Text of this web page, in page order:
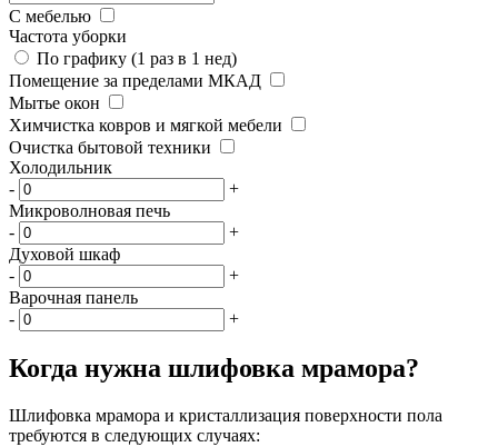
С мебелью
Частота уборки
По графику (1 раз в 1 нед)
Помещение за пределами МКАД
Мытье окон
Химчистка ковров и мягкой мебели
Очистка бытовой техники
Холодильник
-
+
Микроволновая печь
-
+
Духовой шкаф
-
+
Варочная панель
-
+
Когда нужна шлифовка мрамора?
Шлифовка мрамора и кристаллизация поверхности пола
требуются в следующих случаях: